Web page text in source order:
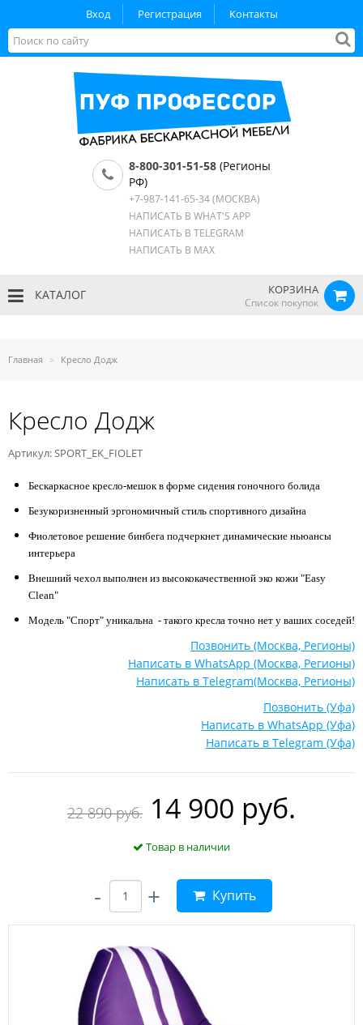
Вход Регистрация Контакты
8-800-301-51-58 (Регионы
РФ)
+7-987-141-65-34(МОСКВА)
НАПИСАТЬ В WHAT'S APP
НАПИСАТЬ В TELEGRAM
НАПИСАТЬ В MAX
КОРЗИНА
Список покупок
КАТАЛОГ
Главная Кресло Додж
Кресло Додж
Артикул: SPORT_EK_FIOLET
Бескаркасное кресло-мешок в форме сидения гоночного болида
Безукоризненный эргономичный стиль спортивного дизайна
Фиолетовое решение бинбега подчеркнет динамические ньюансы
интерьера
Внешний чехол выполнен из высококачественной эко кожи "Easy
Clean"
Модель "Спорт" уникальна - такого кресла точно нет у ваших соседей!
Позвонить (Москва, Регионы)
Написать в WhatsApp (Москва, Регионы)
Написать в Telegram(Москва, Регионы)
Позвонить (Уфа)
Написать в WhatsApp (Уфа)
Написать в Telegram (Уфа)
22 890 руб. 14 900 руб.
Товар в наличии
- + Купить